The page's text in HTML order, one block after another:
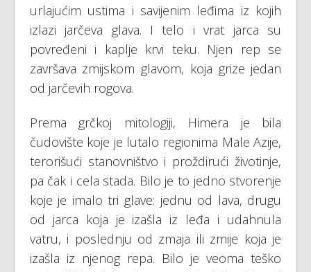
urlajućim ustima i savijenim leđima iz kojih
izlazi jarčeva glava. I telo i vrat jarca su
povređeni i kaplje krvi teku. Njen rep se
završava zmijskom glavom, koja grize jedan
od jarčevih rogova.
Prema grčkoj mitologiji, Himera je bila
čudovište koje je lutalo regionima Male Azije,
terorišući stanovništvo i proždirući životinje,
pa čak i cela stada. Bilo je to jedno stvorenje
koje je imalo tri glave: jednu od lava, drugu
od jarca koja je izašla iz leđa i udahnula
vatru, i poslednju od zmaja ili zmije koja je
izašla iz njenog repa. Bilo je veoma teško